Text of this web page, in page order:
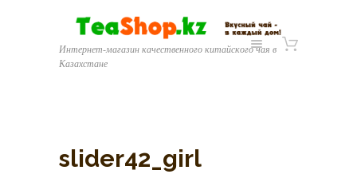
Интернет-магазин качественного китайского чая в
Казахстане
slider42_girl